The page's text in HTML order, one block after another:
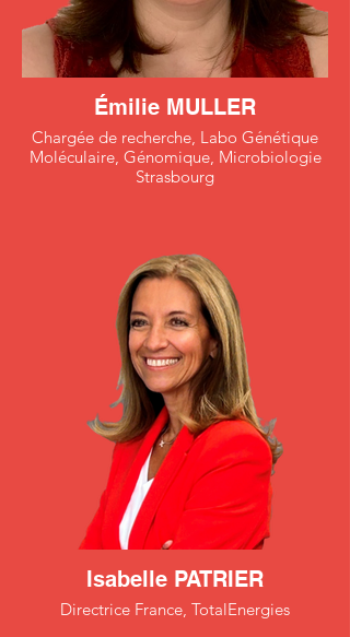
Émilie MULLER
Chargée de recherche, Labo Génétique
Moléculaire, Génomique, Microbiologie
Strasbourg
Isabelle PATRIER
Directrice France, TotalEnergies